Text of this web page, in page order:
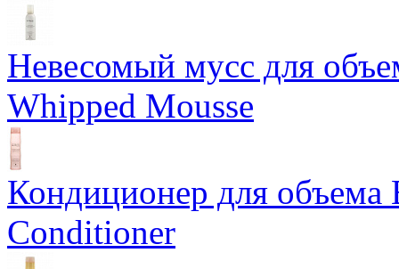
Невесомый мусс для
Whipped Mousse
Кондиционер для объема
Conditioner